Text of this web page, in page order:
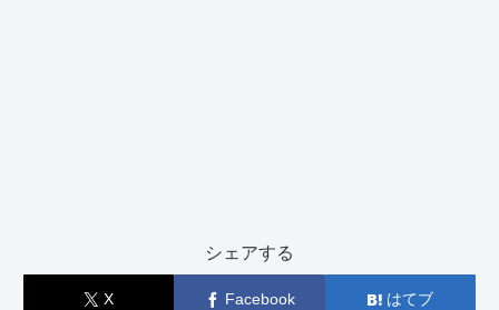
シェアする
X Facebook はてブ